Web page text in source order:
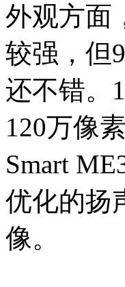
外观方面
较强，但
还不错。
120万像
Smart
优化的扬
像。